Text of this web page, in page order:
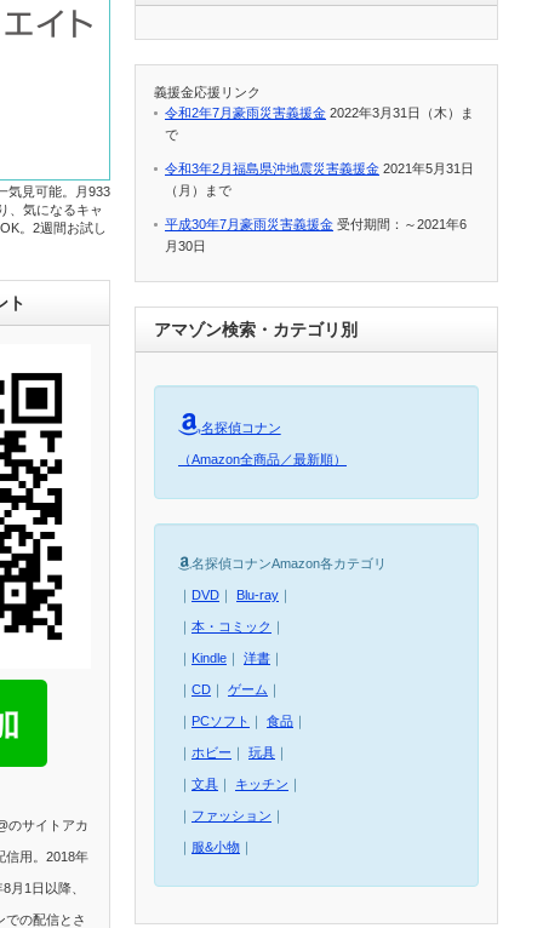
気見可能。月933
、気になるキャ
。2週間お試し
ト
のサイトアカ
信用。2018年
月1日以降、
での配信とさ
義援金応援リンク
令和2年7月豪雨災害義援金 2022年3月31日（木）ま
で
令和3年2月福島県沖地震災害義援金 2021年5月31日
（月）まで
平成30年7月豪雨災害義援金 受付期間：～2021年6
月30日
アマゾン検索・カテゴリ別
名探偵コナン
（Amazon全商品／最新順）
名探偵コナンAmazon各カテゴリ
｜ DVD ｜ Blu-ray ｜
｜ 本・コミック ｜
｜ Kindle ｜ 洋書 ｜
｜ CD ｜ ゲーム ｜
｜ PCソフト ｜ 食品 ｜
｜ ホビー ｜ 玩具 ｜
｜ 文具 ｜ キッチン ｜
｜ ファッション ｜
｜ 服&小物 ｜